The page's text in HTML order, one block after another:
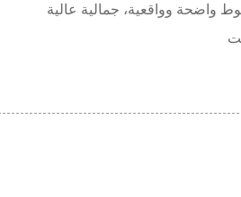
واضحة وواقعية، جمالية عالية